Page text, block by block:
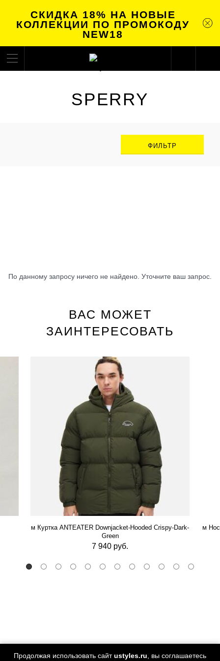
СКИДКА 18% НА НОВЫЕ
КОЛЛЕКЦИИ ПО ПРОМОКОДУ
NEW18
SPERRY
ФИЛЬТР
По данному запросу ничего не найдено. Уточните ваш запрос.
ВАС МОЖЕТ
ЗАИНТЕРЕСОВАТЬ
м Куртка ANTEATER Downjacket-Hooded Crispy-Dark-
Green
7 940 руб.
м
Продолжая использовать сайтustyles.ru , вы соглашаетесь